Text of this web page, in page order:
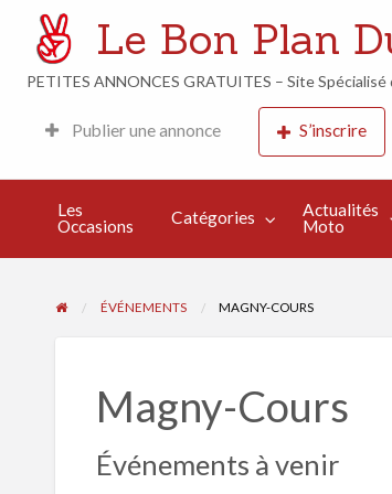
Actualités
Moto
Dossier
Sponsoring
Événements
Le Bon Plan
PETITES ANNONCES GRATUITES – Site
Publier une annonce S’inscrire
Les
Occasions
Catégories
Actualités
Moto
ÉVÉNEMENTS MAGNY-COURS
Magny-Cours
Événements à venir